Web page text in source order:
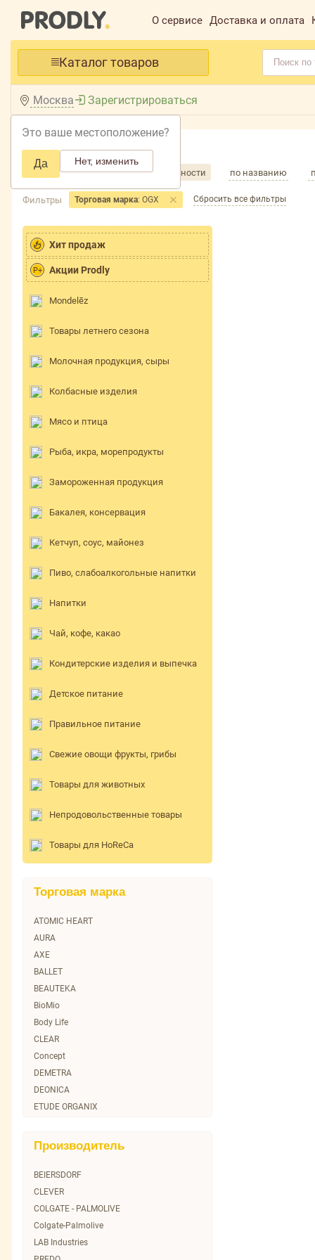
О сервисе Доставка и оплата
Каталог товаров
Москва
Это ваше местоположение?
Да Нет, изменить
Зарегистрироваться
Главная /Каталог /
Сортировка товаров по популярности по названию
Фильтры Торговая марка: OGX Сбросить все фильтры
Хит продаж
P+ Акции Prodly
Mondelēz
Товары летнего сезона
Молочная продукция, сыры
Колбасные изделия
Мясо и птица
Рыба, икра, морепродукты
Замороженная продукция
Бакалея, консервация
Кетчуп, соус, майонез
Пиво, слабоалкогольные напитки
Напитки
Чай, кофе, какао
Кондитерские изделия и выпечка
Детское питание
Правильное питание
Свежие овощи фрукты, грибы
Товары для животных
Непродовольственные товары
Товары для HoReCa
Торговая марка
ATOMIC HEART
AURA
AXE
BALLET
BEAUTEKA
BioMio
Body Life
CLEAR
Concept
DEMETRA
DEONICA
ETUDE ORGANIX
GAMMA
GOT2B
Garnier
HAIR VITAL
L'Oreal
Little Love
Производитель
BEIERSDORF
CLEVER
COLGATE - PALMOLIVE
Colgate-Palmolive
LAB Industries